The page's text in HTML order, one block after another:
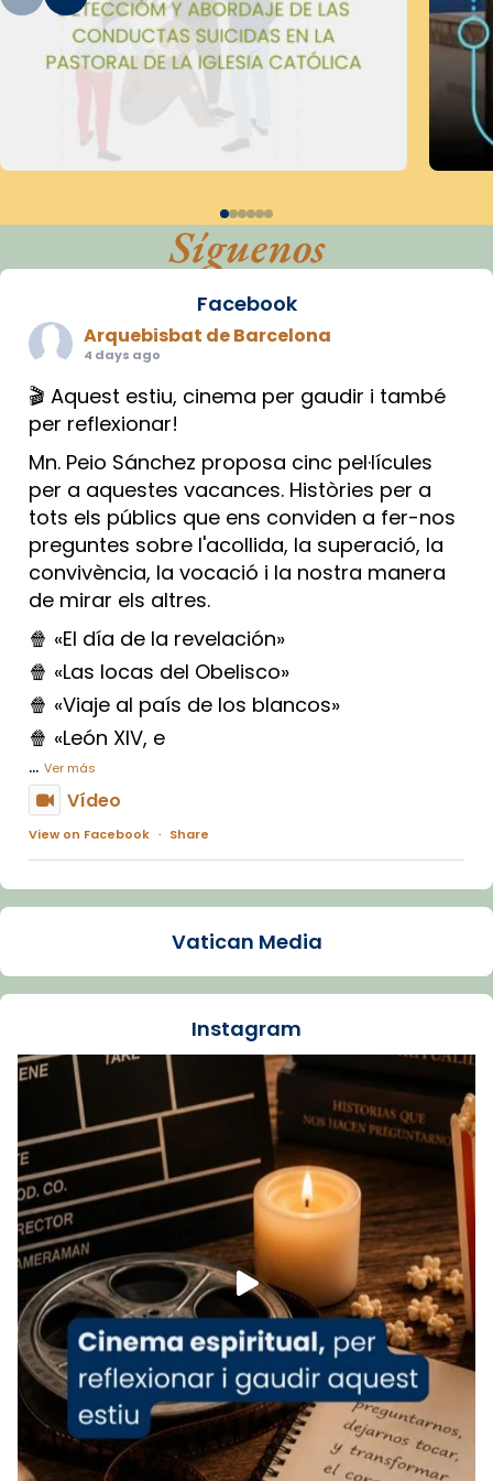
Síguenos
Facebook
Arquebisbat de Barcelona
4 days ago
🎬 Aquest estiu, cinema per gaudir i també
per reflexionar!
Mn. Peio Sánchez proposa cinc pel·lícules
per a aquestes vacances. Històries per a
tots els públics que ens conviden a fer-nos
preguntes sobre l'acollida, la superació, la
convivència, la vocació i la nostra manera
de mirar els altres.
🍿 «El día de la revelación»
🍿 «Las locas del Obelisco»
🍿 «Viaje al país de los blancos»
🍿 «León XIV, e
... Ver más
Vídeo
View on Facebook · Share
Arquebisbat de Barcelona
La Carmina va patir depressió. Fa gairebé
dos mesos, a l'Estadi Lluís Companys, la
Recupera l'entrevista comp
Vatican
tican News 👇
www.vaticannews.va/es/iglesia/news/2026-
07/carmina-historia-depresion-papa-viaje-
espana-testimoni...
Foto
View on Facebook · Share
Arquebisbat de Barcelona
2 weeks ago
«Avui les santes Juliana i Semproniana ens
ajuden a alçar la mirada»
Mons. Sergi Gordo, bisbe de Tortosa, ha
Vatican Media
Instagram